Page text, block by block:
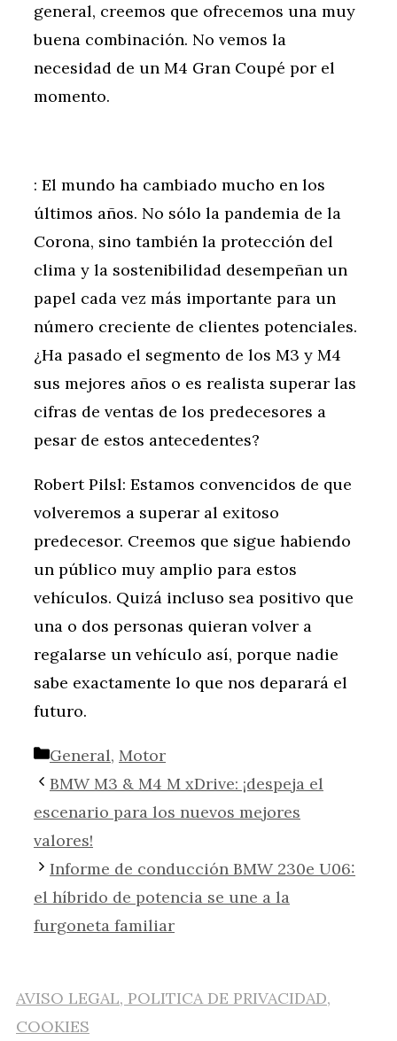
general, creemos que ofrecemos una muy
buena combinación. No vemos la
necesidad de un M4 Gran Coupé por el
momento.
: El mundo ha cambiado mucho en los
últimos años. No sólo la pandemia de la
Corona, sino también la protección del
clima y la sostenibilidad desempeñan un
papel cada vez más importante para un
número creciente de clientes potenciales.
¿Ha pasado el segmento de los M3 y M4
sus mejores años o es realista superar las
cifras de ventas de los predecesores a
pesar de estos antecedentes?
Robert Pilsl: Estamos convencidos de que
volveremos a superar al exitoso
predecesor. Creemos que sigue habiendo
un público muy amplio para estos
vehículos. Quizá incluso sea positivo que
una o dos personas quieran volver a
regalarse un vehículo así, porque nadie
sabe exactamente lo que nos deparará el
futuro.
Categorías
General, Motor
BMW M3 & M4 M xDrive: ¡despeja el
escenario para los nuevos mejores
valores!
Informe de conducción BMW 230e U06:
el híbrido de potencia se une a la
furgoneta familiar
AVISO LEGAL, POLITICA DE PRIVACIDAD,
COOKIES